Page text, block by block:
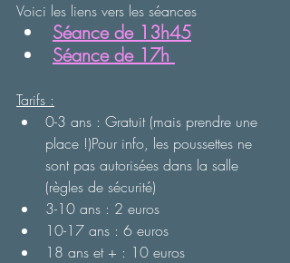
Voici les liens vers les séances
Séance de 13h45
Séance de 17h
Tarifs :
0-3 ans : Gratuit (mais prendre une
place !)Pour info, les poussettes ne
sont pas autorisées dans la salle
(règles de sécurité)
3-10 ans : 2 euros
10-17 ans : 6 euros
18 ans et + : 10 euros